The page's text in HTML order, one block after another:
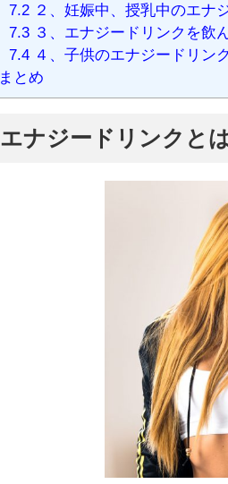
7.2２、妊娠中、授乳中のエナ
7.3３、エナジードリンクを飲
7.4４、子供のエナジードリン
まとめ
エナジードリンクと